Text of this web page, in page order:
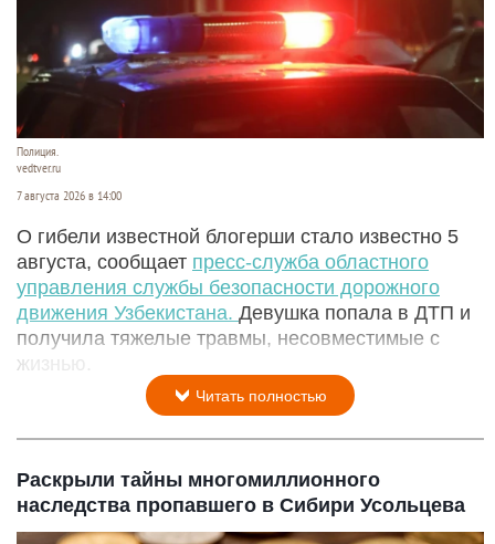
Полиция.
vedtver.ru
7 августа 2026 в 14:00
О гибели известной блогерши стало известно 5
августа, сообщает пресс-служба областного
управления службы безопасности дорожного
движения Узбекистана. Девушка попала в ДТП и
получила тяжелые травмы, несовместимые с
жизнью.
Читать полностью
Раскрыли тайны многомиллионного
наследства пропавшего в Сибири Усольцева